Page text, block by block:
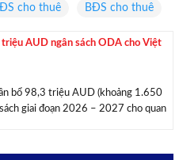
cho thuê BĐS cho thuê
AUD ngân sách ODA cho Việt
bổ 98,3 triệu AUD (khoảng 1.650
giai đoạn 2026 – 2027 cho quan